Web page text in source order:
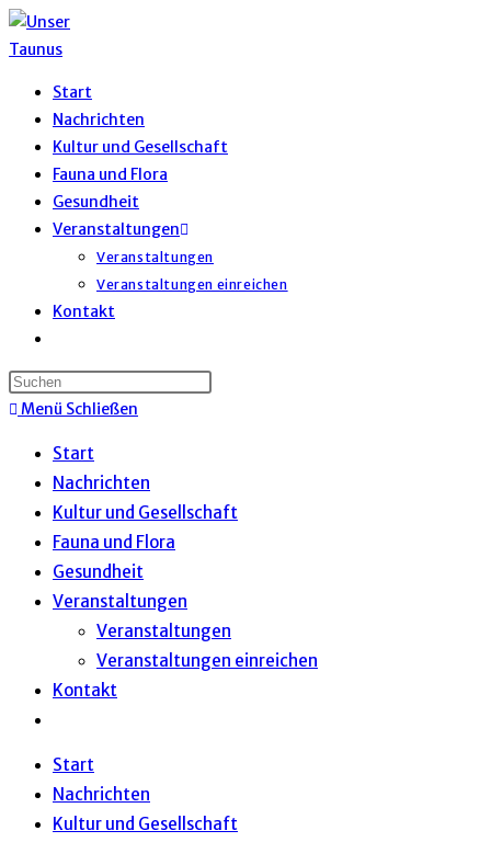
Zum
Inhalt
Start
Nachrichten
Kultur und Gesellschaft
Fauna und Flora
Gesundheit
Veranstaltungen
Veranstaltungen
Veranstaltungen einreichen
Kontakt
umschalten
Menü Schließen
Start
Nachrichten
Kultur und Gesellschaft
Fauna und Flora
Gesundheit
Veranstaltungen
Veranstaltungen
Veranstaltungen einreichen
Kontakt
umschalten
Start
Nachrichten
Kultur und Gesellschaft